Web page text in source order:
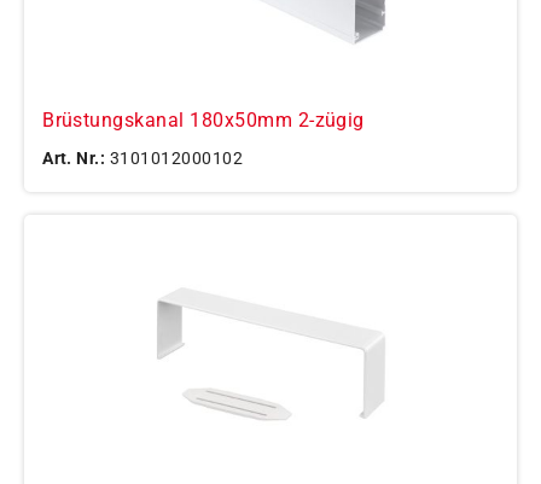
Brüstungskanal 180x50mm 2-zügig
Art. Nr.: 3101012000102